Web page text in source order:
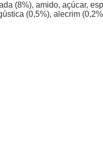
(8%), amido, açúcar,
(0,5%), alecrim